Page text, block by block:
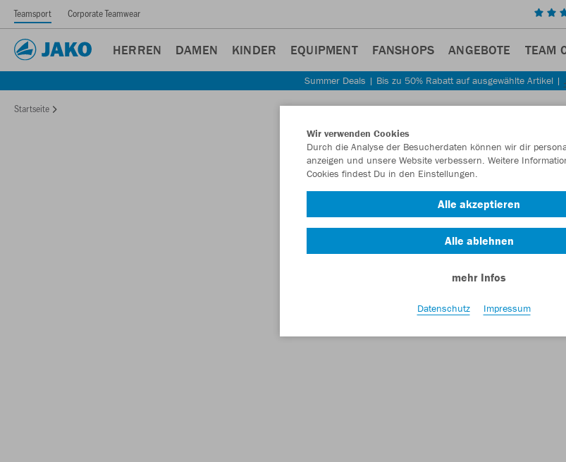
Teamsport Corporate Teamwear
HERREN DAMEN KINDER EQUIPMENT FANSHOPS ANGEBOTE TEAM
Summer Deals | Bis zu 50% Rabatt auf ausgewählte Artikel |
Startseite
Wir verwenden Cookies
Durch die Analyse der Besucherdaten können wir dir
anzeigen und unsere Website verbessern. Weitere
Cookies findest Du in den Einstellungen.
Alle akzeptieren
Alle ablehnen
mehr Infos
Datenschutz Impressum